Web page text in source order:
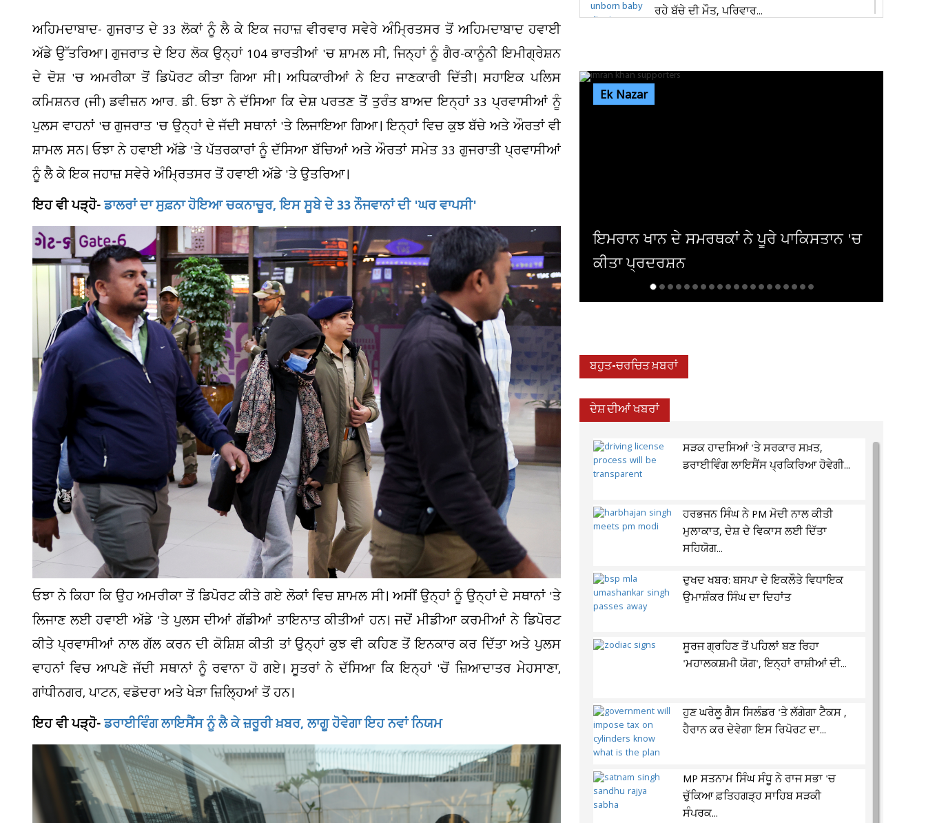
ਅਹਿਮਦਾਬਾਦ- ਗੁਜਰਾਤ ਦੇ 33 ਲੋਕਾਂ ਨੂੰ ਲੈ ਕੇ ਇਕ ਜਹਾਜ਼ ਵੀਰਵਾਰ ਸਵੇਰੇ ਅੰਮ੍ਰਿਤਸਰ ਤੋਂ ਅਹਿਮਦਾਬਾਦ ਹਵਾਈ
ਅੱਡੇ ਉੱਤਰਿਆ। ਗੁਜਰਾਤ ਦੇ ਇਹ ਲੋਕ ਉਨ੍ਹਾਂ 104 ਭਾਰਤੀਆਂ 'ਚ ਸ਼ਾਮਲ ਸੀ, ਜਿਨ੍ਹਾਂ ਨੂੰ ਗੈਰ-ਕਾਨੂੰਨੀ ਇਮੀਗ੍ਰੇਸ਼ਨ
ਦੇ ਦੋਸ਼ 'ਚ ਅਮਰੀਕਾ ਤੋਂ ਡਿਪੋਰਟ ਕੀਤਾ ਗਿਆ ਸੀ। ਅਧਿਕਾਰੀਆਂ ਨੇ ਇਹ ਜਾਣਕਾਰੀ ਦਿੱਤੀ। ਸਹਾਇਕ ਪਲਿਸ
ਕਮਿਸ਼ਨਰ (ਜੀ) ਡਵੀਜ਼ਨ ਆਰ. ਡੀ. ਓਝਾ ਨੇ ਦੱਸਿਆ ਕਿ ਦੇਸ਼ ਪਰਤਣ ਤੋਂ ਤੁਰੰਤ ਬਾਅਦ ਇਨ੍ਹਾਂ 33 ਪ੍ਰਵਾਸੀਆਂ ਨੂੰ
ਪੁਲਸ ਵਾਹਨਾਂ 'ਚ ਗੁਜਰਾਤ 'ਚ ਉਨ੍ਹਾਂ ਦੇ ਜੱਦੀ ਸਥਾਨਾਂ 'ਤੇ ਲਿਜਾਇਆ ਗਿਆ। ਇਨ੍ਹਾਂ ਵਿਚ ਕੁਝ ਬੱਚੇ ਅਤੇ ਔਰਤਾਂ ਵੀ
ਸ਼ਾਮਲ ਸਨ। ਓਝਾ ਨੇ ਹਵਾਈ ਅੱਡੇ 'ਤੇ ਪੱਤਰਕਾਰਾਂ ਨੂੰ ਦੱਸਿਆ ਬੱਚਿਆਂ ਅਤੇ ਔਰਤਾਂ ਸਮੇਤ 33 ਗੁਜਰਾਤੀ ਪ੍ਰਵਾਸੀਆਂ
ਨੂੰ ਲੈ ਕੇ ਇਕ ਜਹਾਜ਼ ਸਵੇਰੇ ਅੰਮ੍ਰਿਤਸਰ ਤੋਂ ਹਵਾਈ ਅੱਡੇ 'ਤੇ ਉਤਰਿਆ।
ਇਹ ਵੀ ਪੜ੍ਹੋ-ਡਾਲਰਾਂ ਦਾ ਸੁਫ਼ਨਾ ਹੋਇਆ ਚਕਨਾਚੂਰ, ਇਸ ਸੂਬੇ ਦੇ 33 ਨੌਜਵਾਨਾਂ ਦੀ 'ਘਰ ਵਾਪਸੀ'
ਓਝਾ ਨੇ ਕਿਹਾ ਕਿ ਉਹ ਅਮਰੀਕਾ ਤੋਂ ਡਿਪੋਰਟ ਕੀਤੇ ਗਏ ਲੋਕਾਂ ਵਿਚ ਸ਼ਾਮਲ ਸੀ। ਅਸੀਂ ਉਨ੍ਹਾਂ ਨੂੰ ਉਨ੍ਹਾਂ ਦੇ ਸਥਾਨਾਂ 'ਤੇ
ਲਿਜਾਣ ਲਈ ਹਵਾਈ ਅੱਡੇ 'ਤੇ ਪੁਲਸ ਦੀਆਂ ਗੱਡੀਆਂ ਤਾਇਨਾਤ ਕੀਤੀਆਂ ਹਨ। ਜਦੋਂ ਮੀਡੀਆ ਕਰਮੀਆਂ ਨੇ ਡਿਪੋਰਟ
ਕੀਤੇ ਪ੍ਰਵਾਸੀਆਂ ਨਾਲ ਗੱਲ ਕਰਨ ਦੀ ਕੋਸ਼ਿਸ਼ ਕੀਤੀ ਤਾਂ ਉਨ੍ਹਾਂ ਕੁਝ ਵੀ ਕਹਿਣ ਤੋਂ ਇਨਕਾਰ ਕਰ ਦਿੱਤਾ ਅਤੇ ਪੁਲਸ
ਵਾਹਨਾਂ ਵਿਚ ਆਪਣੇ ਜੱਦੀ ਸਥਾਨਾਂ ਨੂੰ ਰਵਾਨਾ ਹੋ ਗਏ। ਸੂਤਰਾਂ ਨੇ ਦੱਸਿਆ ਕਿ ਇਨ੍ਹਾਂ 'ਚੋਂ ਜ਼ਿਆਦਾਤਰ ਮੇਹਸਾਣਾ,
ਗਾਂਧੀਨਗਰ, ਪਾਟਨ, ਵਡੋਦਰਾ ਅਤੇ ਖੇੜਾ ਜ਼ਿਲ੍ਹਿਆਂ ਤੋਂ ਹਨ।
ਇਹ ਵੀ ਪੜ੍ਹੋ-ਡਰਾਈਵਿੰਗ ਲਾਇਸੈਂਸ ਨੂੰ ਲੈ ਕੇ ਜ਼ਰੂਰੀ ਖ਼ਬਰ, ਲਾਗੂ ਹੋਵੇਗਾ ਇਹ ਨਵਾਂ ਨਿਯਮ
ਰਹੇ ਬੱਚੇ ਦੀ ਮੌਤ, ਪਰਿਵਾਰ...
Ek Nazar
ਇੰਡਸਟਰੀ ਨੂੰ 100 ਤੋਂ ਵੱਧ ਹਿੱਟ ਫਿਲਮਾਂ ਦੇ ਚੁੱਕੇ
ਅਦਾਕਾਰ ਦਾ ਹੋਇਆ ਬੁਰਾ ਹਾਲ...
ਬਹੁਤ-ਚਰਚਿਤ ਖ਼ਬਰਾਂ
ਦੇਸ਼ ਦੀਆਂ ਖਬਰਾਂ
ਸੜਕ ਹਾਦਸਿਆਂ 'ਤੇ ਸਰਕਾਰ ਸਖ਼ਤ,
ਡਰਾਈਵਿੰਗ ਲਾਇਸੈਂਸ ਪ੍ਰਕਿਰਿਆ ਹੋਵੇਗੀ...
ਹਰਭਜਨ ਸਿੰਘ ਨੇ PM ਮੋਦੀ ਨਾਲ ਕੀਤੀ
ਮੁਲਾਕਾਤ, ਦੇਸ਼ ਦੇ ਵਿਕਾਸ ਲਈ ਦਿੱਤਾ
ਸਹਿਯੋਗ...
ਦੁਖਦ ਖਬਰ: ਬਸਪਾ ਦੇ ਇਕਲੌਤੇ ਵਿਧਾਇਕ
ਉਮਾਸ਼ੰਕਰ ਸਿੰਘ ਦਾ ਦਿਹਾਂਤ
ਸੂਰਜ ਗ੍ਰਹਿਣ ਤੋਂ ਪਹਿਲਾਂ ਬਣ ਰਿਹਾ
'ਮਹਾਲਕਸ਼ਮੀ ਯੋਗ', ਇਨ੍ਹਾਂ ਰਾਸ਼ੀਆਂ ਦੀ...
ਹੁਣ ਘਰੇਲੂ ਗੈਸ ਸਿਲੰਡਰ 'ਤੇ ਲੱਗੇਗਾ ਟੈਕਸ ,
ਹੈਰਾਨ ਕਰ ਦੇਵੇਗਾ ਇਸ ਰਿਪੋਰਟ ਦਾ...
MP ਸਤਨਾਮ ਸਿੰਘ ਸੰਧੂ ਨੇ ਰਾਜ ਸਭਾ 'ਚ
ਚੁੱਕਿਆ ਫ਼ਤਿਹਗੜ੍ਹ ਸਾਹਿਬ ਸੜਕੀ
ਸੰਪਰਕ...